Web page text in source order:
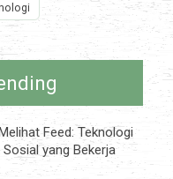
Feed: Teknologi
yang Bekerja